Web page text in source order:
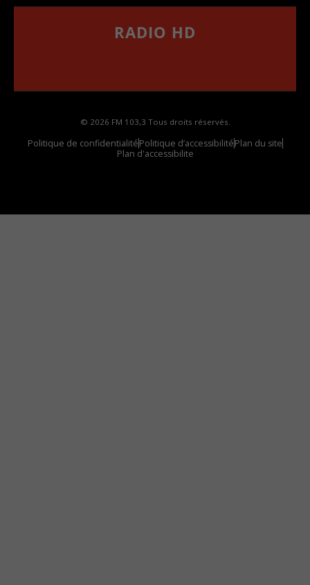
RADIO HD
© 2026 FM 103,3 Tous droits réservés.
Politique de confidentialitéPolitique d’accessibilitéPlan du site
Plan d'accessibilite